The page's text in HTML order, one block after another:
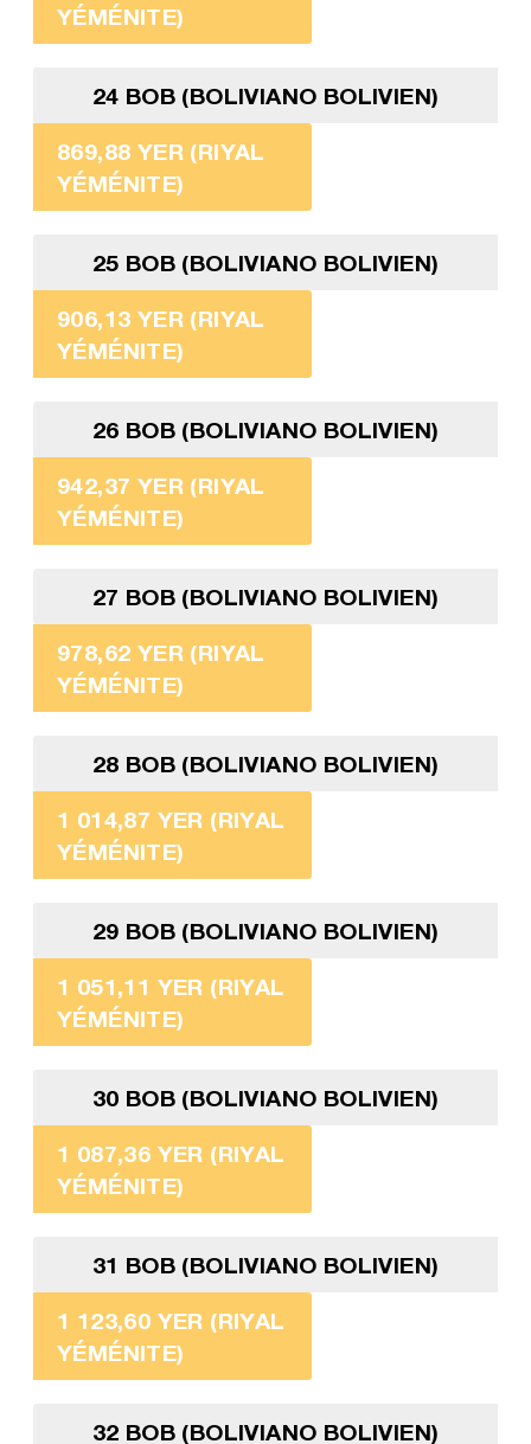
YÉMÉNITE)
24 BOB (BOLIVIANO BOLIVIEN)
869,88 YER (RIYAL
YÉMÉNITE)
25 BOB (BOLIVIANO BOLIVIEN)
906,13 YER (RIYAL
YÉMÉNITE)
26 BOB (BOLIVIANO BOLIVIEN)
942,37 YER (RIYAL
YÉMÉNITE)
27 BOB (BOLIVIANO BOLIVIEN)
978,62 YER (RIYAL
YÉMÉNITE)
28 BOB (BOLIVIANO BOLIVIEN)
1 014,87 YER (RIYAL
YÉMÉNITE)
29 BOB (BOLIVIANO BOLIVIEN)
1 051,11 YER (RIYAL
YÉMÉNITE)
30 BOB (BOLIVIANO BOLIVIEN)
1 087,36 YER (RIYAL
YÉMÉNITE)
31 BOB (BOLIVIANO BOLIVIEN)
1 123,60 YER (RIYAL
YÉMÉNITE)
32 BOB (BOLIVIANO BOLIVIEN)